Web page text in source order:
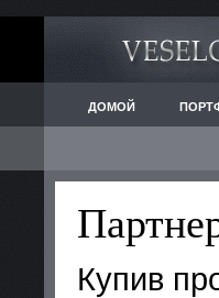
ДОМОЙ
Купив